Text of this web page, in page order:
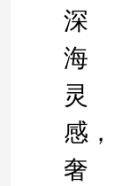
深
海
灵
感，
奢